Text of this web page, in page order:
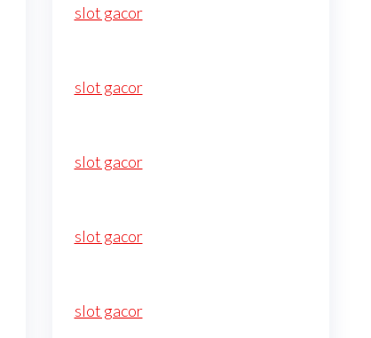
slot gacor
slot gacor
slot gacor
slot gacor
slot gacor